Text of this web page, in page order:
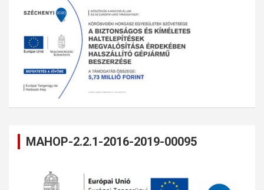
MAHOP-2.2.1-2016-2019-00095